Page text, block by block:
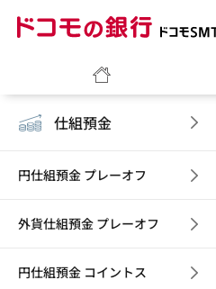
仕組預金
円仕組預金 プレーオフ
外貨仕組預金 プレーオフ
円仕組預金 コイントス